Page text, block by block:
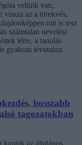
velünk van,
vissza az a törekvés,
mit is tesz
számtalan nevelési
létre, a tanulás
gyakran tévutakra
hosszabb
tagozatokban